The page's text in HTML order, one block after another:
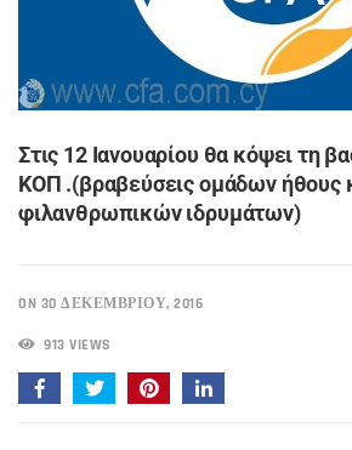
Στις 12 Ιανουαρίου θα κόψει τη
ΚΟΠ .(βραβεύσεις ομάδων ήθους
φιλανθρωπικών ιδρυμάτων)
ON 30 ΔΕΚΕΜΒΡΊΟΥ, 2016
913 VIEWS